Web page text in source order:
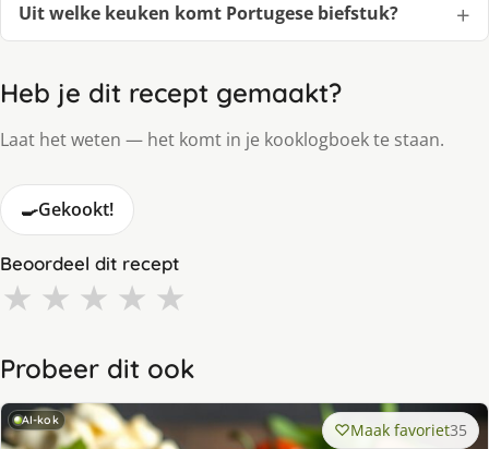
Uit welke keuken komt Portugese biefstuk?
Heb je dit recept gemaakt?
Laat het weten — het komt in je kooklogboek te staan.
🍳Gekookt!
Beoordeel dit recept
★ ★ ★ ★ ★
Probeer dit ook
AI-kok Maak favoriet35